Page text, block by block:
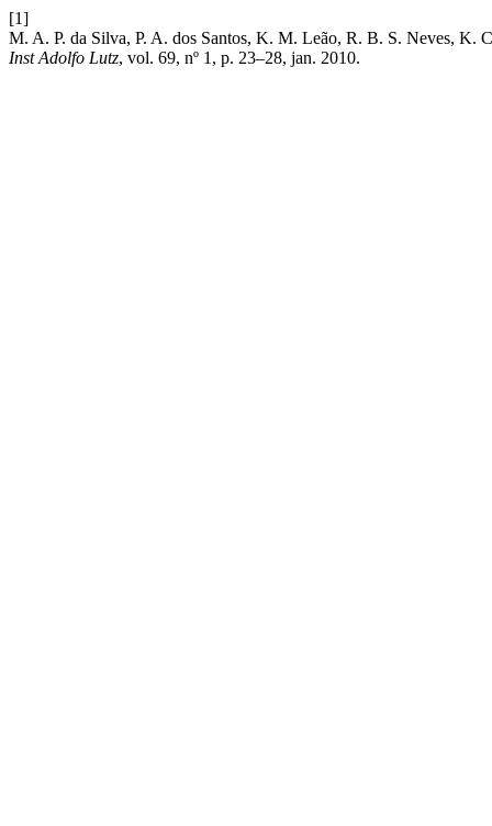
[1]
M. A. P. da Silva, P. A. dos Santos, K. M. Leão, R. B. S. Neves, K.
Inst Adolfo Lutz, vol. 69, nº 1, p. 23–28, jan. 2010.